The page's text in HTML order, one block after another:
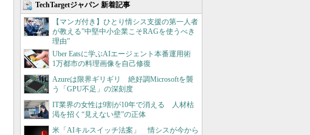
TechTargetジャパン 新着記事
【マンガ付き】ひとり情シス支援の第一人者
が教える”中堅中小企業こそRAGを使うべき
理由”
Uber Eatsに学ぶAIエージェント本番運用術
1万都市の料理画像を自己修復
Azureは限界ギリギリ 絶好調Microsoftを襲
う「GPU不足」の深刻度
IT業界の女性は9割が10年で消える 人材枯
渇を招く“見えない壁”の正体
米「AIキルスイッチ法案」 情シスが今から